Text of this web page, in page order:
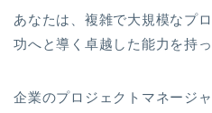
あなたは、複雑で大規模なプ
功へと導く卓越した能力を持っ
企業のプロジェクトマネージ